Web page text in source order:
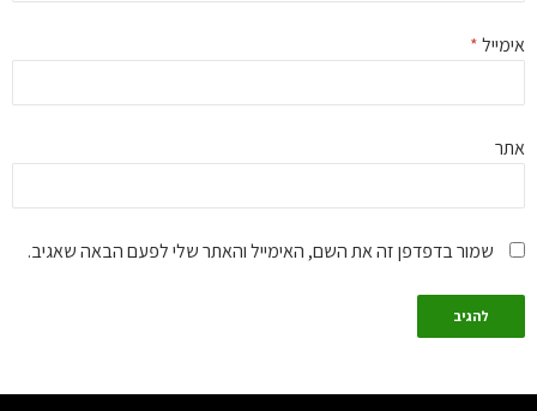
*
שמור בדפדפן זה את השם, האימייל והאתר שלי לפעם הבאה שאגיב.